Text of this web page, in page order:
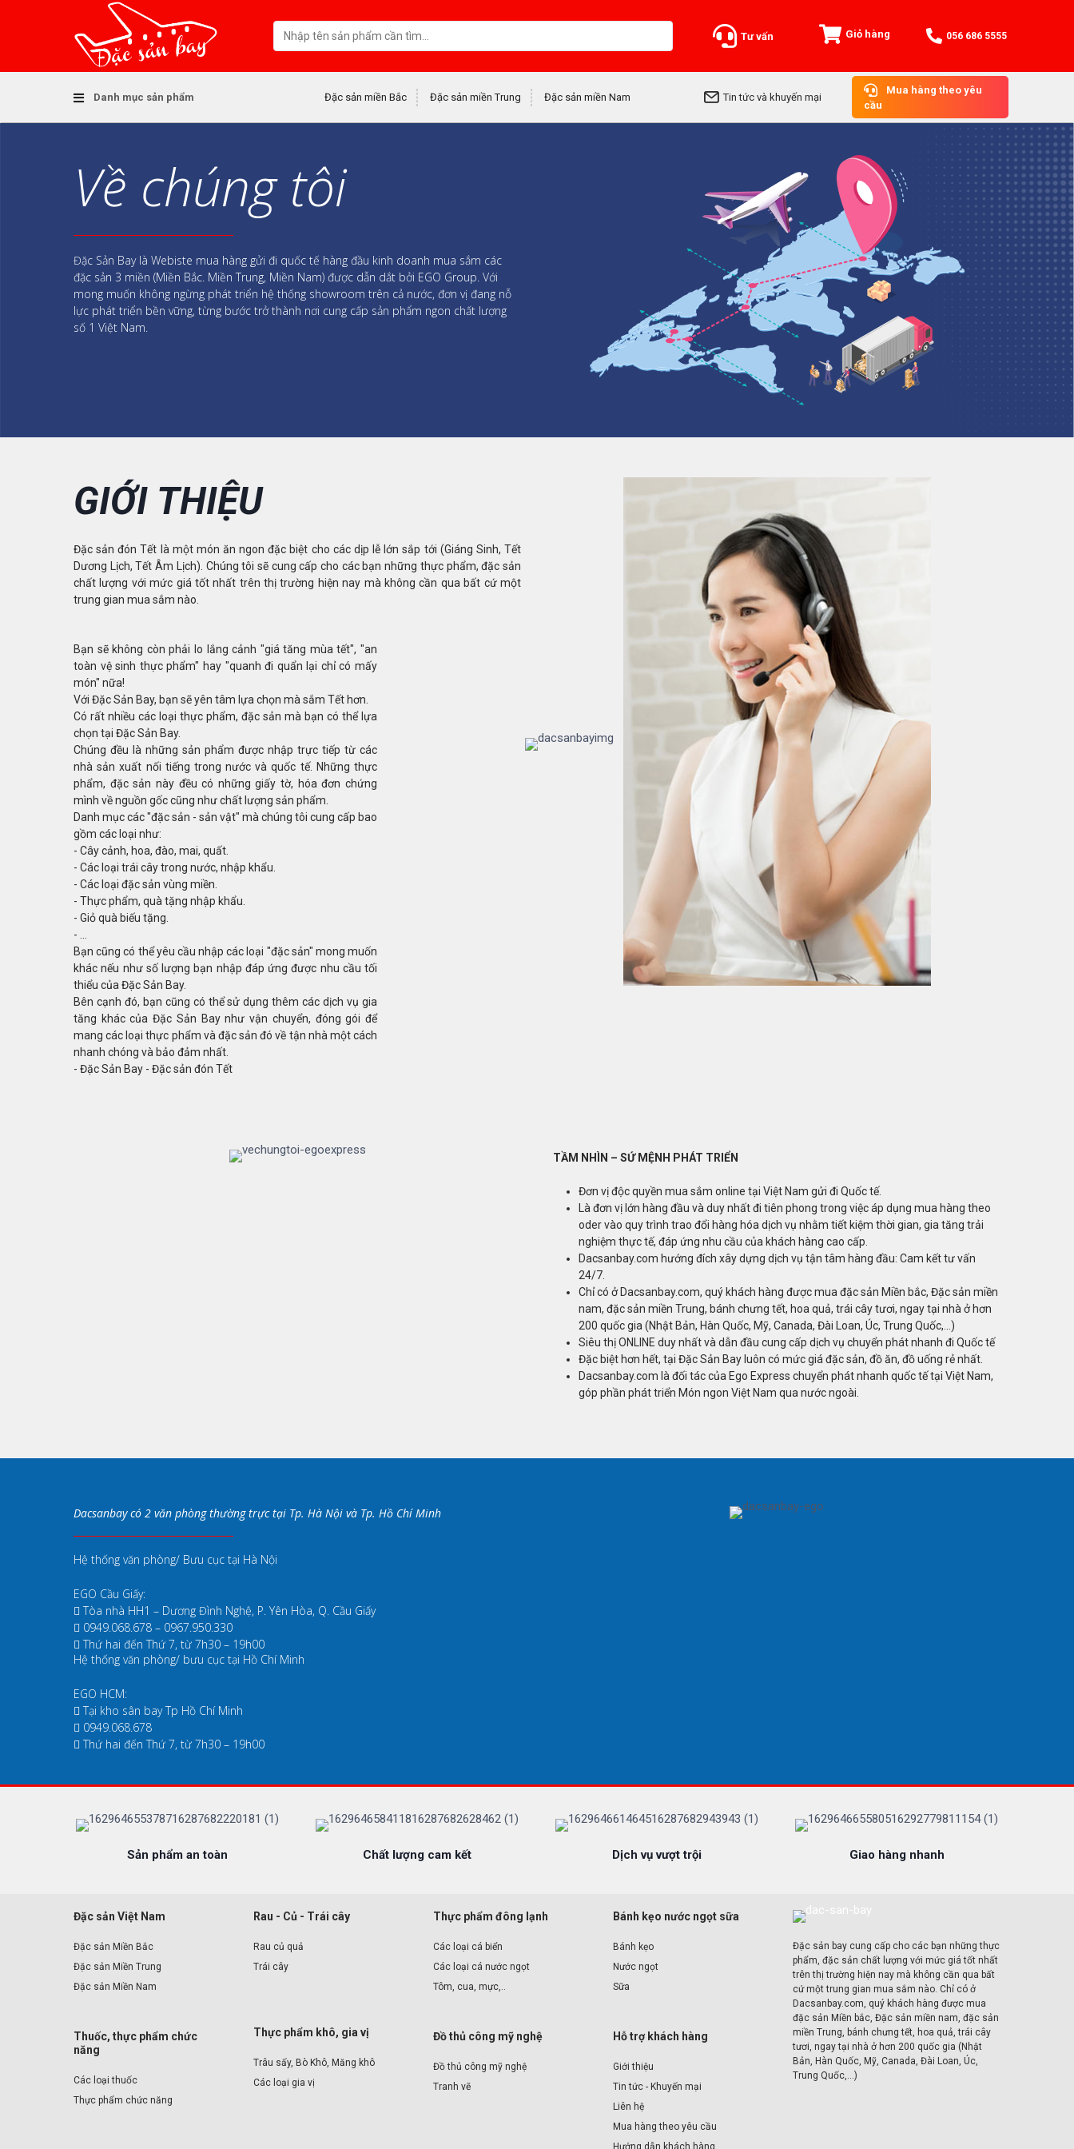
Tư vấn Giỏ hàng 056 686 5555
Danh mục sản phẩm Đặc sản miền Bắc Đặc sản miền Trung Đặc sản miền Nam Tin tức và khuyến mại
Mua hàng theo yêu
cầu
Về chúng tôi
Đặc Sản Bay là Webiste mua hàng gửi đi quốc tế hàng đầu kinh doanh mua sắm các
đặc sản 3 miền (Miền Bắc. Miền Trung, Miền Nam) được dẫn dắt bởi EGO Group. Với
mong muốn không ngừng phát triển hệ thống showroom trên cả nước, đơn vị đang nỗ
lực phát triển bền vững, từng bước trở thành nơi cung cấp sản phẩm ngon chất lượng
số 1 Việt Nam.
GIỚI THIỆU
Đặc sản đón Tết là một món ăn ngon đặc biệt cho các dịp lễ lớn sắp tới (Giáng Sinh, Tết
Dương Lịch, Tết Âm Lịch). Chúng tôi sẽ cung cấp cho các bạn những thực phẩm, đặc sản
chất lượng với mức giá tốt nhất trên thị trường hiện nay mà không cần qua bất cứ một
trung gian mua sắm nào.
Bạn sẽ không còn phải lo lắng cảnh "giá tăng mùa tết", "an
toàn vệ sinh thực phẩm" hay "quanh đi quẩn lại chỉ có mấy
món" nữa!
Với Đặc Sản Bay, bạn sẽ yên tâm lựa chọn mà sắm Tết hơn.
Có rất nhiều các loại thực phẩm, đặc sản mà bạn có thể lựa
chọn tại Đặc Sản Bay.
Chúng đều là những sản phẩm được nhập trực tiếp từ các
nhà sản xuất nối tiếng trong nước và quốc tế. Những thực
phẩm, đặc sản này đều có những giấy tờ, hóa đơn chứng
mình về nguồn gốc cũng như chất lượng sản phẩm.
Danh mục các "đặc sản - sản vật" mà chúng tôi cung cấp bao
gồm các loại như:
- Cây cảnh, hoa, đào, mai, quất.
- Các loại trái cây trong nước, nhập khẩu.
- Các loại đặc sản vùng miền.
- Thực phẩm, quà tặng nhập khẩu.
- Giỏ quà biếu tặng.
- ...
Bạn cũng có thể yêu cầu nhập các loại "đặc sản" mong muốn
khác nếu như số lượng bạn nhập đáp ứng được nhu cầu tối
thiểu của Đặc Sản Bay.
Bên cạnh đó, bạn cũng có thể sử dụng thêm các dịch vụ gia
tăng khác của Đặc Sản Bay như vận chuyển, đóng gói để
mang các loại thực phẩm và đặc sản đó về tận nhà một cách
nhanh chóng và bảo đảm nhất.
- Đặc Sản Bay - Đặc sản đón Tết
TẦM NHÌN – SỨ MỆNH PHÁT TRIỂN
Đơn vị độc quyền mua sắm online tại Việt Nam gửi đi Quốc tế.
Là đơn vị lớn hàng đầu và duy nhất đi tiên phong trong việc áp dụng mua hàng theo
oder vào quy trình trao đổi hàng hóa dịch vụ nhằm tiết kiệm thời gian, gia tăng trải
nghiệm thực tế, đáp ứng nhu cầu của khách hàng cao cấp.
Dacsanbay.com hướng đích xây dựng dịch vụ tận tâm hàng đầu: Cam kết tư vấn
24/7.
Chỉ có ở Dacsanbay.com, quý khách hàng được mua đặc sản Miền bắc, Đặc sản miền
nam, đặc sản miền Trung, bánh chưng tết, hoa quả, trái cây tươi, ngay tại nhà ở hơn
200 quốc gia (Nhật Bản, Hàn Quốc, Mỹ, Canada, Đài Loan, Úc, Trung Quốc,...)
Siêu thị ONLINE duy nhất và dẫn đầu cung cấp dịch vụ chuyển phát nhanh đi Quốc tế
Đặc biệt hơn hết, tại Đặc Sản Bay luôn có mức giá đặc sản, đồ ăn, đồ uống rẻ nhất.
Dacsanbay.com là đối tác của Ego Express chuyển phát nhanh quốc tế tại Việt Nam,
góp phần phát triển Món ngon Việt Nam qua nước ngoài.
Dacsanbay có 2 văn phòng thường trực tại Tp. Hà Nội và Tp. Hồ Chí Minh
Hệ thống văn phòng/ Bưu cục tại Hà Nội
EGO Cầu Giấy:
Tòa nhà HH1 – Dương Đình Nghệ, P. Yên Hòa, Q. Cầu Giấy
‎ 0949.068.678 – 0967.950.330
Thứ hai đến Thứ 7, từ 7h30 – 19h00
Hệ thống văn phòng/ bưu cục tại Hồ Chí Minh
EGO HCM:
Tại kho sân bay Tp Hồ Chí Minh
‎ 0949.068.678
Thứ hai đến Thứ 7, từ 7h30 – 19h00
Sản phẩm an toàn Chất lượng cam kết Dịch vụ vượt trội Giao hàng nhanh
Đặc sản Việt Nam
Đặc sản Miền Bắc
Đặc sản Miền Trung
Đặc sản Miền Nam
Thuốc, thực phẩm chức
năng
Các loại thuốc
Thực phẩm chức năng
Rau - Củ - Trái cây
Rau củ quả
Trái cây
Thực phẩm khô, gia vị
Trâu sấy, Bò Khô, Măng khô
Các loại gia vị
Thực phẩm đông lạnh
Các loại cá biển
Các loại cá nước ngọt
Tôm, cua, mực,..
Đồ thủ công mỹ nghệ
Đồ thủ công mỹ nghệ
Tranh vẽ
Bánh kẹo nước ngọt sữa
Bánh kẹo
Nước ngọt
Sữa
Hỗ trợ khách hàng
Giới thiệu
Tin tức - Khuyến mại
Liên hệ
Mua hàng theo yêu cầu
Hướng dẫn khách hàng
Đặc sản bay cung cấp cho các bạn những thực
phẩm, đặc sản chất lượng với mức giá tốt nhất
trên thị trường hiện nay mà không cần qua bất
cứ một trung gian mua sắm nào. Chỉ có ở
Dacsanbay.com, quý khách hàng được mua
đặc sản Miền bắc, Đặc sản miền nam, đặc sản
miền Trung, bánh chưng tết, hoa quả, trái cây
tươi, ngay tại nhà ở hơn 200 quốc gia (Nhật
Bản, Hàn Quốc, Mỹ, Canada, Đài Loan, Úc,
Trung Quốc,...)